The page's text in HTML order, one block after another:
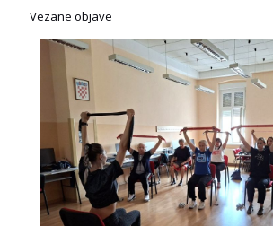
Vezane objave